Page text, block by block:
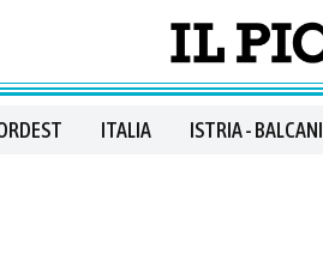
ITALIA ISTRIA - BALCANI